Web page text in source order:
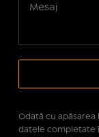
Odată cu apăsarea
datele completate